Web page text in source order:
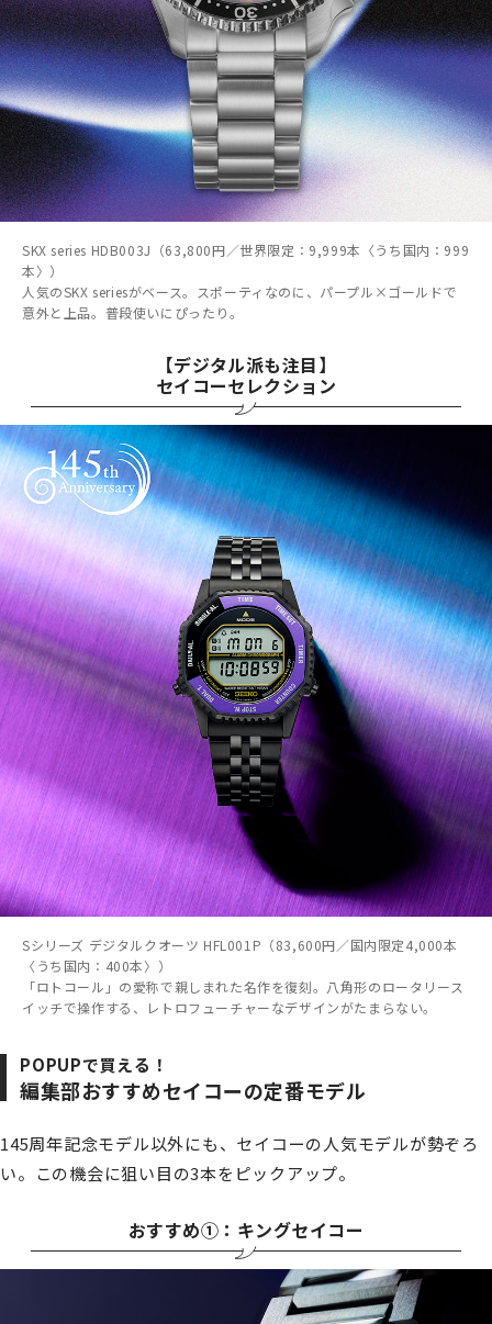
SKX series HDB003J（63,800円／世界限定：9,999本〈うち国内：999
本〉）
人気のSKX seriesがベース。スポーティなのに、パープル×ゴールドで
意外と上品。普段使いにぴったり。
【デジタル派も注目】
セイコーセレクション
Sシリーズ デジタルクオーツ HFL001P（83,600円／国内限定4,000本
〈うち国内：400本〉）
「ロトコール」の愛称で親しまれた名作を復刻。八角形のロータリース
イッチで操作する、レトロフューチャーなデザインがたまらない。
POPUPで買える！
編集部おすすめセイコーの定番モデル
145周年記念モデル以外にも、セイコーの人気モデルが勢ぞろ
い。この機会に狙い目の3本をピックアップ。
おすすめ①：キングセイコー